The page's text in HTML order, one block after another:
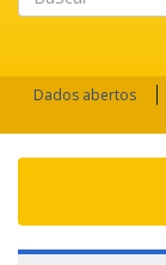
Dados abertos